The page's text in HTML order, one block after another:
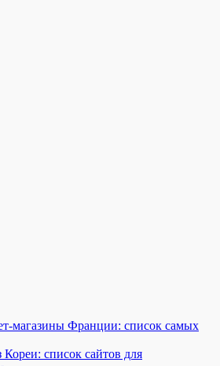
магазины Франции: список самых
Кореи: список сайтов для